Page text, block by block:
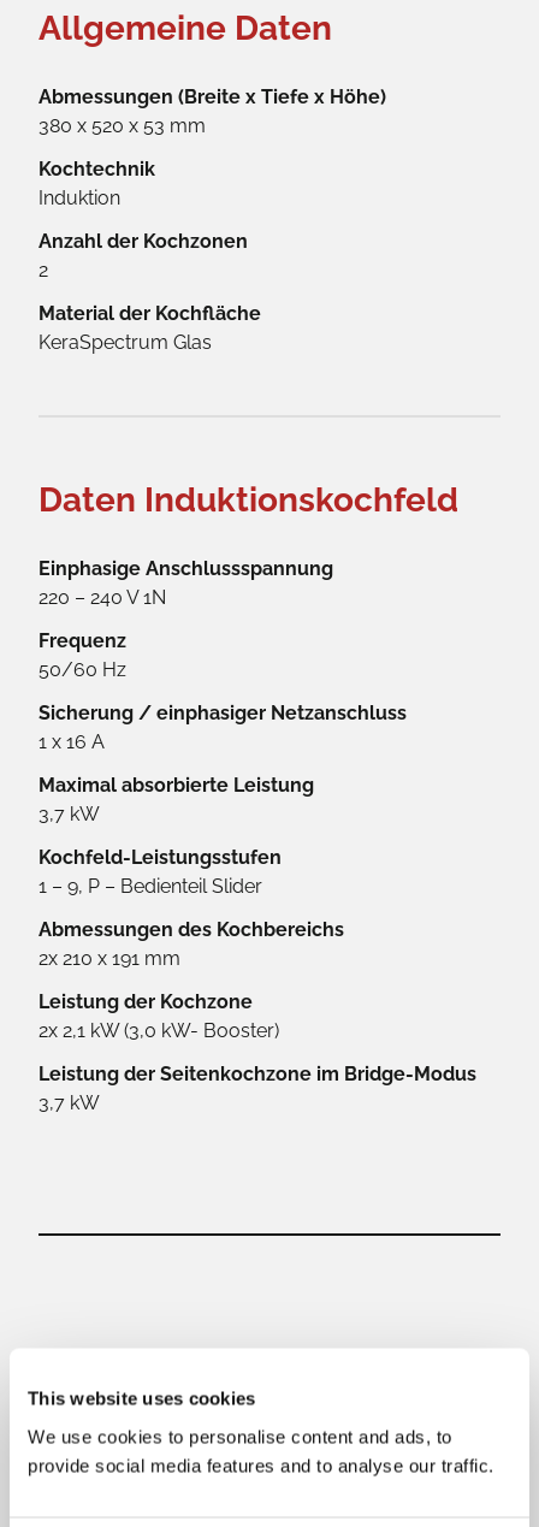
This website uses cookies
We use cookies to personalise content and ads, to
provide social media features and to analyse our traffic.
Allgemeine Daten
Abmessungen (Breite x Tiefe x Höhe)
380 x 520 x 53 mm
Kochtechnik
Induktion
Anzahl der Kochzonen
2
Material der Kochfläche
KeraSpectrum Glas
Daten Induktionskochfeld
Einphasige Anschlussspannung
220 – 240 V 1N
Frequenz
50/60 Hz
Sicherung / einphasiger Netzanschluss
1 x 16 A
Maximal absorbierte Leistung
3,7 kW
Kochfeld-Leistungsstufen
1 – 9, P – Bedienteil Slider
Abmessungen des Kochbereichs
2x 210 x 191 mm
Leistung der Kochzone
2x 2,1 kW (3,0 kW- Booster)
Leistung der Seitenkochzone im Bridge-Modus
3,7 kW
Laden Sie die benötigten Dateien herunter.